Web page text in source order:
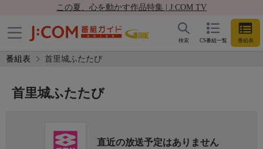
この夏、心を動かす作品特集 | J:COM TV
CS番組一覧 番組表
検索
番組表 首里城ふたたび
首里城ふたたび
直近の放送予定はありません